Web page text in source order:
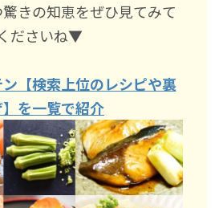
きの知恵をぜひ見てみて
ださいね▼
【検索上位のレシピや裏
】を一覧で紹介